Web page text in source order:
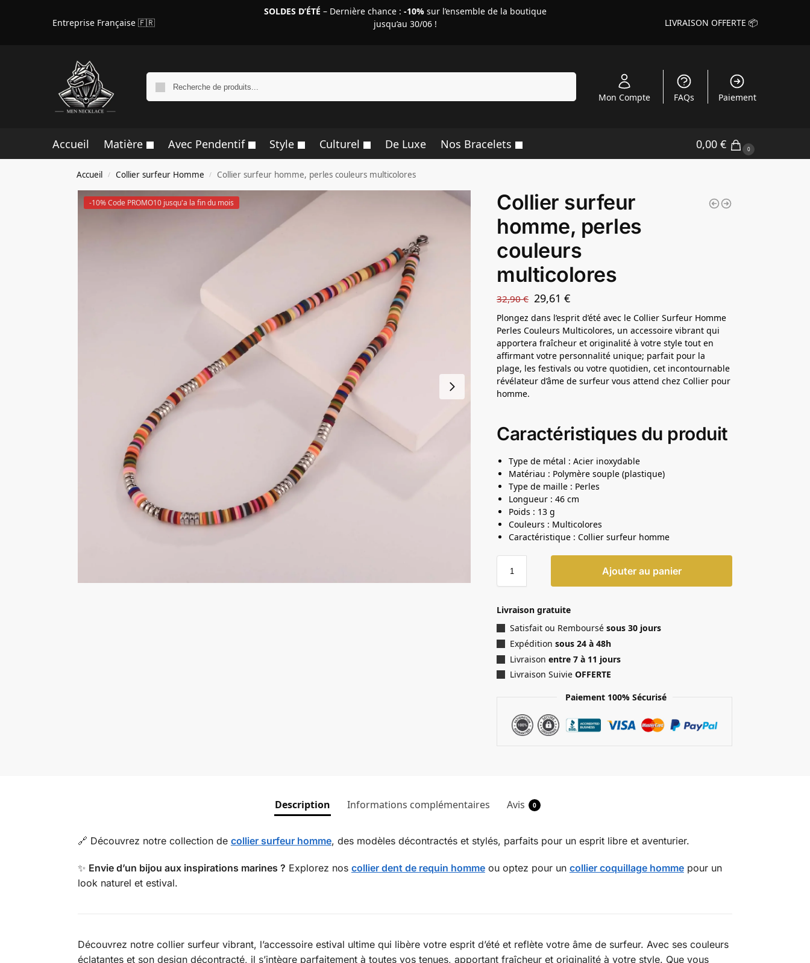
Entreprise Française 🇫🇷
SOLDES D’ÉTÉ – Dernière chance : -10%sur l’ensemble de la boutique
jusqu’au 30/06 !
LIVRAISON OFFERTE 📦
Mon Compte FAQs Paiement
Accueil Matière Avec Pendentif Style Culturel De Luxe Nos Bracelets 0,00 € 0
Accueil / Collier surfeur Homme / Collier surfeur homme, perles couleurs multicolores
-10% Code PROMO10 jusqu'a la fin du mois
Collier surfeur
homme, perles
couleurs
multicolores
32,90€ 29,61€
Plongez dans l’esprit d’été avec le Collier Surfeur Homme
Perles Couleurs Multicolores, un accessoire vibrant qui
apportera fraîcheur et originalité à votre style tout en
affirmant votre personnalité unique; parfait pour la
plage, les festivals ou votre quotidien, cet incontournable
révélateur d’âme de surfeur vous attend chez Collier pour
homme.
Caractéristiques du produit
Type de métal : Acier inoxydable
Matériau : Polymère souple (plastique)
Type de maille : Perles
Longueur : 46 cm
Poids : 13 g
Couleurs : Multicolores
Caractéristique : Collier surfeur homme
Ajouter au panier
Livraison gratuite
Satisfait ou Remboursésous 30 jours
Expédition sous 24 à 48h
Livraisonentre 7 à 11 jours
Livraison SuivieOFFERTE
Paiement 100% Sécurisé
Description Informations complémentaires Avis 0
🔗 Découvrez notre collection de collier surfeur homme, des modèles décontractés et stylés, parfaits pour un esprit libre et aventurier.
✨ Envie d’un bijou aux inspirations marines ? Explorez nos collier dent de requin hommeou optez pour un collier coquillage hommepour un
look naturel et estival.
Découvrez notre collier surfeur vibrant, l’accessoire estival ultime qui libère votre esprit d’été et reflète votre âme de surfeur. Avec ses couleurs
éclatantes et son design décontracté, il s’intègre parfaitement à toutes vos tenues, apportant fraîcheur et originalité à votre style. Que vous